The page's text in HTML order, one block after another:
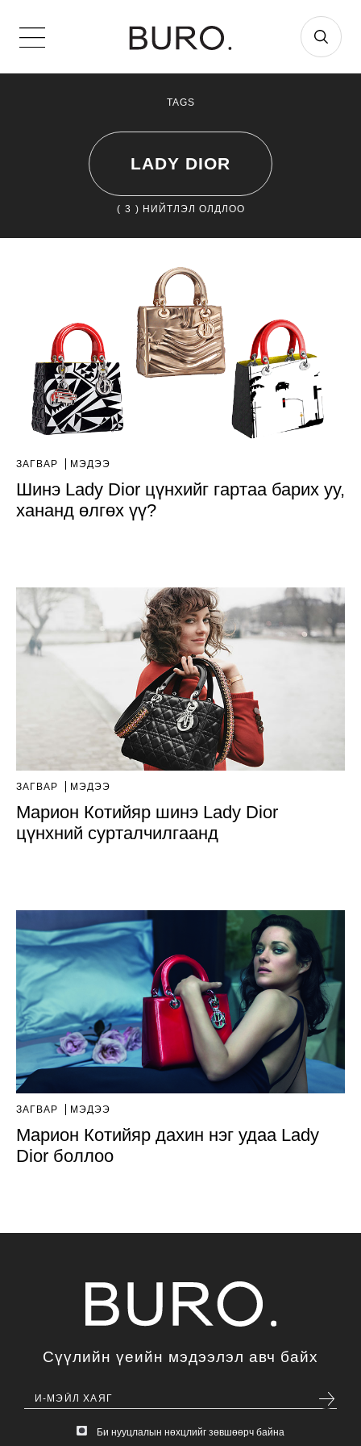
TAGS
LADY DIOR
( 3 ) НИЙТЛЭЛ ОЛДЛОО
ЗАГВАР МЭДЭЭ
Шинэ Lady Dior цүнхийг гартаа барих уу,
хананд өлгөх үү?
ЗАГВАР МЭДЭЭ
Марион Котийяр шинэ Lady Dior
цүнхний сурталчилгаанд
ЗАГВАР МЭДЭЭ
Марион Котийяр дахин нэг удаа Lady
Dior боллоо
Сүүлийн үеийн мэдээлэл авч байх
Би нууцлалын нөхцлийг зөвшөөрч байна